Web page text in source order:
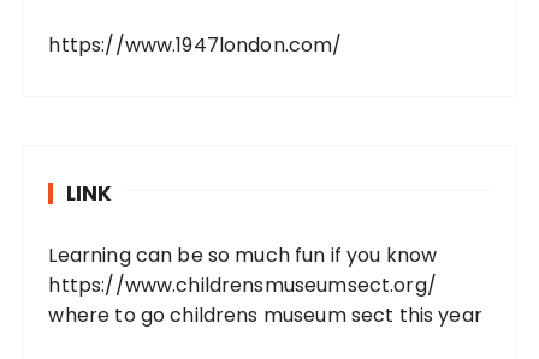
https://www.1947london.com/
LINK
Learning can be so much fun if you know
https://www.childrensmuseumsect.org/
where to go childrens museum sect this year